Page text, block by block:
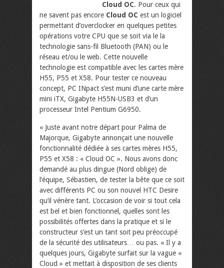
Cloud OC. Pour ceux qui
ne savent pas encore Cloud OC est un logiciel
permettant d’overclocker en quelques petites
opérations votre CPU que se soit via le la
technologie sans-fil Bluetooth (PAN) ou le
réseau et/ou le web. Cette nouvelle
technologie est compatible avec les cartes mère
H55, P55 et X58. Pour tester ce nouveau
concept, PC INpact s’est muni d’une carte mère
mini iTX, Gigabyte H55N-USB3 et d’un
processeur Intel Pentium G6950.
« Juste avant notre départ pour Palma de
Majorque, Gigabyte annonçait une nouvelle
fonctionnalité dédiée à ses cartes mères H55,
P55 et X58 : « Cloud OC ». Nous avons donc
demandé au plus dingue (Nord oblige) de
l’équipe, Sébastien, de tester la bête que ce soit
avec différents PC ou son nouvel HTC Desire
qu’il vénère tant. L’occasion de voir si tout cela
est bel et bien fonctionnel, quelles sont les
possibilités offertes dans la pratique et si le
constructeur s’est un tant soit peu préoccupé
de la sécurité des utilisateurs… ou pas. « Il y a
quelques jours, Gigabyte surfait sur la vague «
Cloud » et mettait à disposition de ses clients